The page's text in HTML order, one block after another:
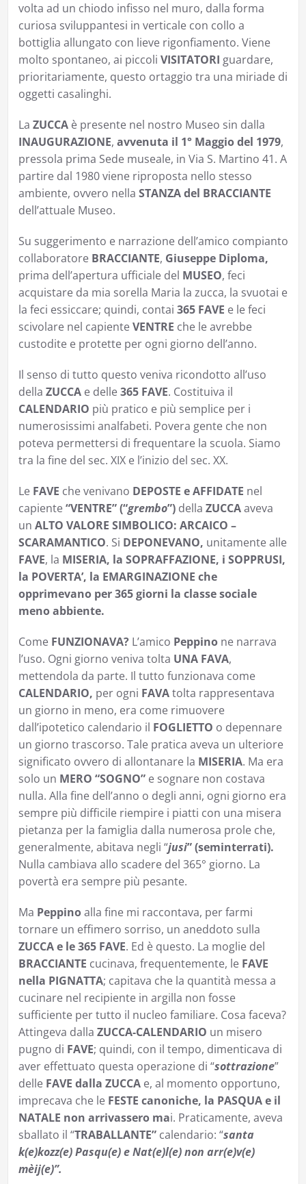
volta ad un chiodo infisso nel muro, dalla forma
curiosa sviluppantesi in verticale con collo a
bottiglia allungato con lieve rigonfiamento. Viene
molto spontaneo, ai piccoli VISITATORI guardare,
prioritariamente, questo ortaggio tra una miriade di
oggetti casalinghi.
La ZUCCA è presente nel nostro Museo sin dalla
INAUGURAZIONE, avvenuta il 1° Maggio del 1979,
pressola prima Sede museale, in Via S. Martino 41. A
partire dal 1980 viene riproposta nello stesso
ambiente, ovvero nella STANZA del BRACCIANTE
dell’attuale Museo.
Su suggerimento e narrazione dell’amico compianto
collaboratore BRACCIANTE, Giuseppe Diploma,
prima dell’apertura ufficiale del MUSEO, feci
acquistare da mia sorella Maria la zucca, la svuotai e
la feci essiccare; quindi, contai 365 FAVE e le feci
scivolare nel capienteVENTRE che le avrebbe
custodite e protette per ogni giorno dell’anno.
Il senso di tutto questo veniva ricondotto all’uso
della ZUCCA e delle365 FAVE. Costituiva il
CALENDARIO più pratico e più semplice per i
numerosissimi analfabeti. Povera gente che non
poteva permettersi di frequentare la scuola. Siamo
tra la fine del sec. XIX e l’inizio del sec. XX.
Le FAVE che venivano DEPOSTE e AFFIDATE nel
capiente“VENTRE” (“grembo”)della ZUCCAaveva
un ALTO VALORE SIMBOLICO: ARCAICO –
SCARAMANTICO. Si DEPONEVANO, unitamente alle
FAVE, la MISERIA, la SOPRAFFAZIONE, i SOPPRUSI,
la POVERTA’, la EMARGINAZIONE che
opprimevano per 365 giorni la classe sociale
meno abbiente.
Come FUNZIONAVA?L’amico Peppinone narrava
l’uso. Ogni giorno veniva tolta UNA FAVA,
mettendola da parte. Il tutto funzionava come
CALENDARIO, per ogni FAVAtolta rappresentava
un giorno in meno, era come rimuovere
dall’ipotetico calendario il FOGLIETTO o depennare
un giorno trascorso. Tale pratica aveva un ulteriore
significato ovvero di allontanare la MISERIA. Ma era
solo un MERO “SOGNO”e sognare non costava
nulla. Alla fine dell’anno o degli anni, ogni giorno era
sempre più difficile riempire i piatti con una misera
pietanza per la famiglia dalla numerosa prole che,
generalmente, abitava negli “jusi” (seminterrati).
Nulla cambiava allo scadere del 365° giorno. La
povertà era sempre più pesante.
Ma Peppinoalla fine mi raccontava, per farmi
tornare un effimero sorriso, un aneddoto sulla
ZUCCA e le 365 FAVE. Ed è questo. La moglie del
BRACCIANTE cucinava, frequentemente, le FAVE
nella PIGNATTA; capitava che la quantità messa a
cucinare nel recipiente in argilla non fosse
sufficiente per tutto il nucleo familiare. Cosa faceva?
Attingeva dalla ZUCCA-CALENDARIO un misero
pugno di FAVE; quindi, con il tempo, dimenticava di
aver effettuato questa operazione di “sottrazione”
delle FAVE dalla ZUCCAe, al momento opportuno,
imprecava che le FESTE canoniche, la PASQUA e il
NATALE non arrivassero mai. Praticamente, aveva
sballato il “TRABALLANTE”calendario: “santa
k(e)kozz(e) Pasqu(e) e Nat(e)l(e) non arr(e)v(e)
mèij(e)”.